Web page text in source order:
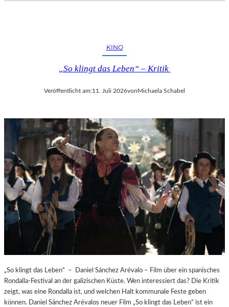
KINO
„So klingt das Leben“ – Kritik
Veröffentlicht am:11. Juli 2026vonMichaela Schabel
„So klingt das Leben“ – Daniel Sánchez Arévalo – Film über ein spanisches
Rondalla-Festival an der galizischen Küste. Wen interessiert das? Die Kritik
zeigt, was eine Rondalla ist, und welchen Halt kommunale Feste geben
können. Daniel Sánchez Arévalos neuer Film „So klingt das Leben“ ist ein